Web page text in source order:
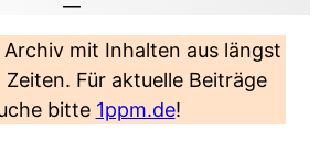
Archiv mit Inhalten aus längst
Für aktuelle Beiträge
bitte 1ppm.de!